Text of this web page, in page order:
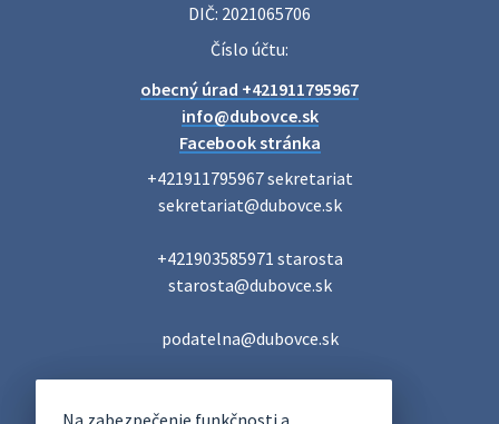
Na zabezpečenie funkčnosti a
Poradne komplexnej pomoci
diskrétne komplexné odborné poradenstvo. Tím
odborníkov Vám pomôžte nájsť riešenie v piatich kľúčových
oblastiach: právo rodina a v…
Voľby do orgánov samosprávnych krajov 2026 V obci
miestnosti je na adrese: Vidovany 175, 908 62 Dubovce –
22. júla 2026 07:23
DIČ: 2021065706
Číslo účtu:
obecný úrad +421911795967
info@dubovce.sk
Facebook stránka
+421911795967 sekretariat
sekretariat@dubovce.sk
+421903585971 starosta
starosta@dubovce.sk
podatelna@dubovce.sk